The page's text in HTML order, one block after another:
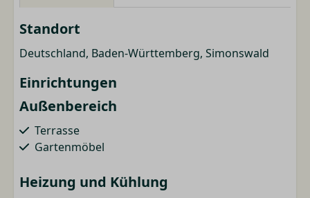
Standort
Deutschland, Baden-Württemberg, Simonswald
Einrichtungen
Außenbereich
Terrasse
Gartenmöbel
Heizung und Kühlung